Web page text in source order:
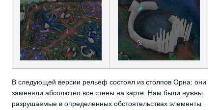
В следующей версии рельеф состоял из столпов Орна: они
заменяли абсолютно все стены на карте. Нам были нужны
разрушаемые в определенных обстоятельствах элементы